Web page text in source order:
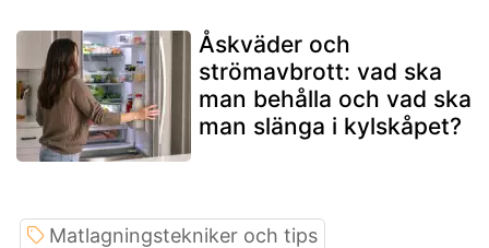
Åskväder och
strömavbrott: vad ska
man behålla och vad ska
man slänga i kylskåpet?
Matlagningstekniker och tips